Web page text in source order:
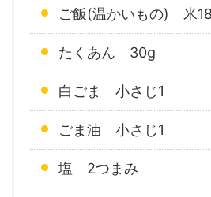
ご飯(温かいもの) 米
たくあん 30g
白ごま 小さじ1
ごま油 小さじ1
塩 2つまみ